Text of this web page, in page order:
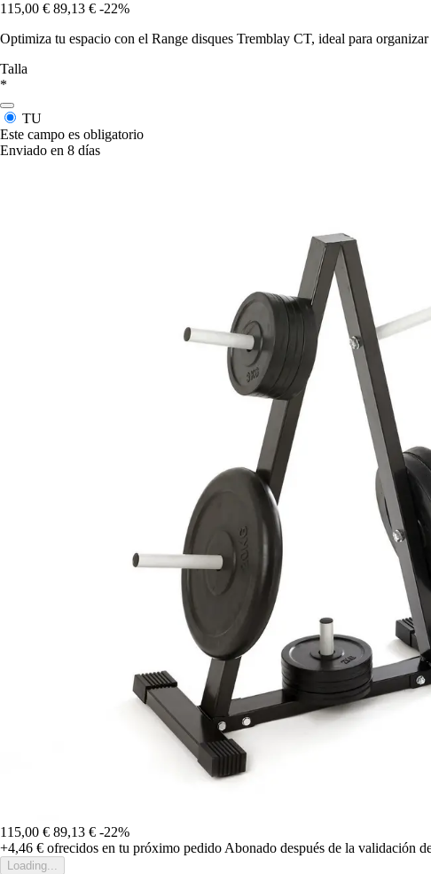
115,00 € 89,13 € -22%
Optimiza tu espacio con el Range disques Tremblay CT, ideal para
Talla
*
TU
Este campo es obligatorio
Enviado en 8 días
115,00 € 89,13 € -22%
+4,46 € ofrecidos en tu próximo pedido Abonado después de la validación
Loading...